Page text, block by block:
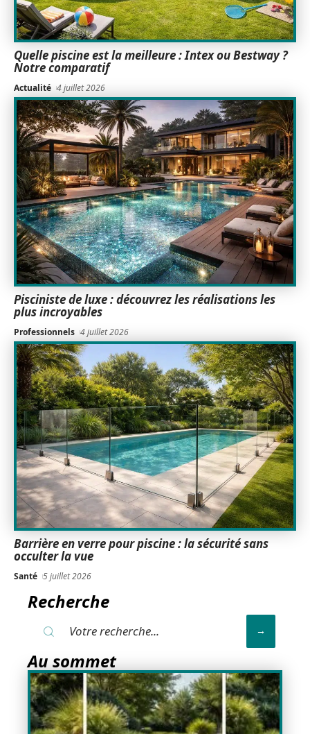
Quelle piscine est la meilleure : Intex ou Bestway ?
Notre comparatif
Actualité 4 juillet 2026
Pisciniste de luxe : découvrez les réalisations les
plus incroyables
Professionnels 4 juillet 2026
Barrière en verre pour piscine : la sécurité sans
occulter la vue
Santé 5 juillet 2026
Recherche
Au sommet